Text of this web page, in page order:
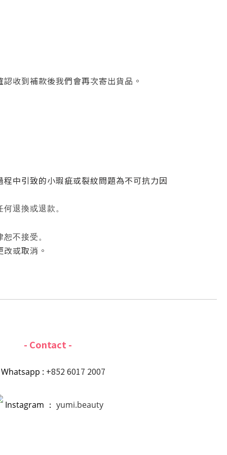
收到補款後我們會再次寄出貨品。
中引致的小瑕疵或裂紋問題為不可抗力因
退換或退款。
不接受。
改或取消。
- Contact -
Whatsapp : +852 6017 2007
Instagram ： yumi.beauty